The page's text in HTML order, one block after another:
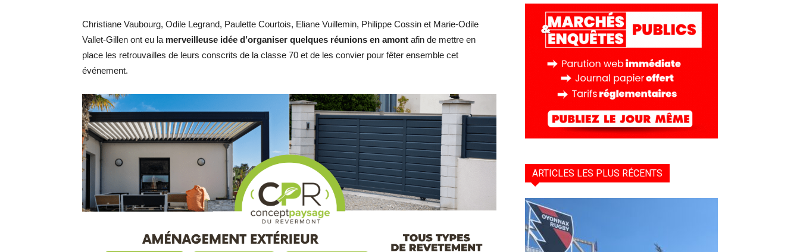
Christiane Vaubourg, Odile Legrand, Paulette Courtois, Eliane Vuillemin, Philippe Cossin et Marie-Odile
Vallet-Gillen ont eu la merveilleuse idée d’organiser quelques réunions en amont afin de mettre en
place les retrouvailles de leurs conscrits de la classe 70 et de les convier pour fêter ensemble cet
événement.
ARTICLES LES PLUS RÉCENTS